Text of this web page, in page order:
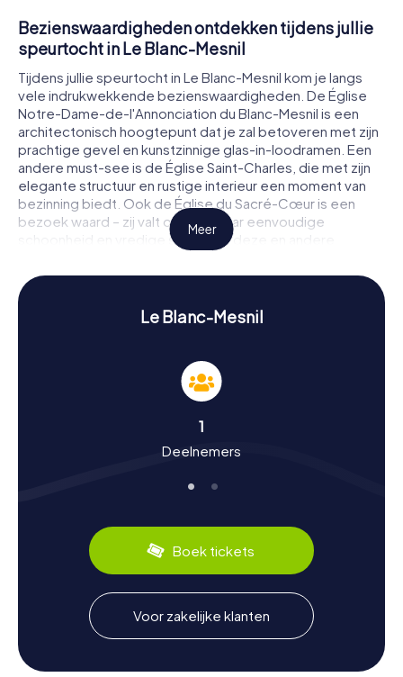
Bezienswaardigheden ontdekken tijdens jullie
speurtocht in Le Blanc-Mesnil
Tijdens jullie speurtocht in Le Blanc-Mesnil kom je langs
vele indrukwekkende bezienswaardigheden. De Église
Notre-Dame-de-l'Annonciation du Blanc-Mesnil is een
architectonisch hoogtepunt dat je zal betoveren met zijn
prachtige gevel en kunstzinnige glas-in-loodramen. Een
andere must-see is de Église Saint-Charles, die met zijn
elegante structuur en rustige interieur een moment van
bezinning biedt. Ook de Église du Sacré-Cœur is een
bezoek waard – zij valt op door haar eenvoudige
schoonheid en vredige sfeer. Op deze en andere
locaties los je spannende raadsels op en leer je meer
over de geschiedenis en betekenis van deze
bouwwerken.
De myCityHunt speurtochten in Le Blanc-Mesnil bieden je
de kans om meer te weten te komen over de rijke
werd voor het eerst vermeld in het jaar 1060 en is
sindsdien uitgegroeid tot een levendige stad. Wist je dat
bekendheid verwierf? Ook op cultureel gebied heeft Le
Hernandez, bekend van zijn hit "Born to Be Alive", komt uit
deze stad. Daarnaast staat Le Blanc-Mesnil bekend om
zijn culinaire specialiteiten, zoals het heerlijke stokbrood
en de diverse kaassoorten die je in de lokale bakkerijen
en markten kunt proeven.
Na de speurtocht in Le Blanc-Mesnil de
omgeving verkennen
Meer
Le Blanc-Mesnil
1
Deelnemers
Boek tickets
Voor zakelijke klanten